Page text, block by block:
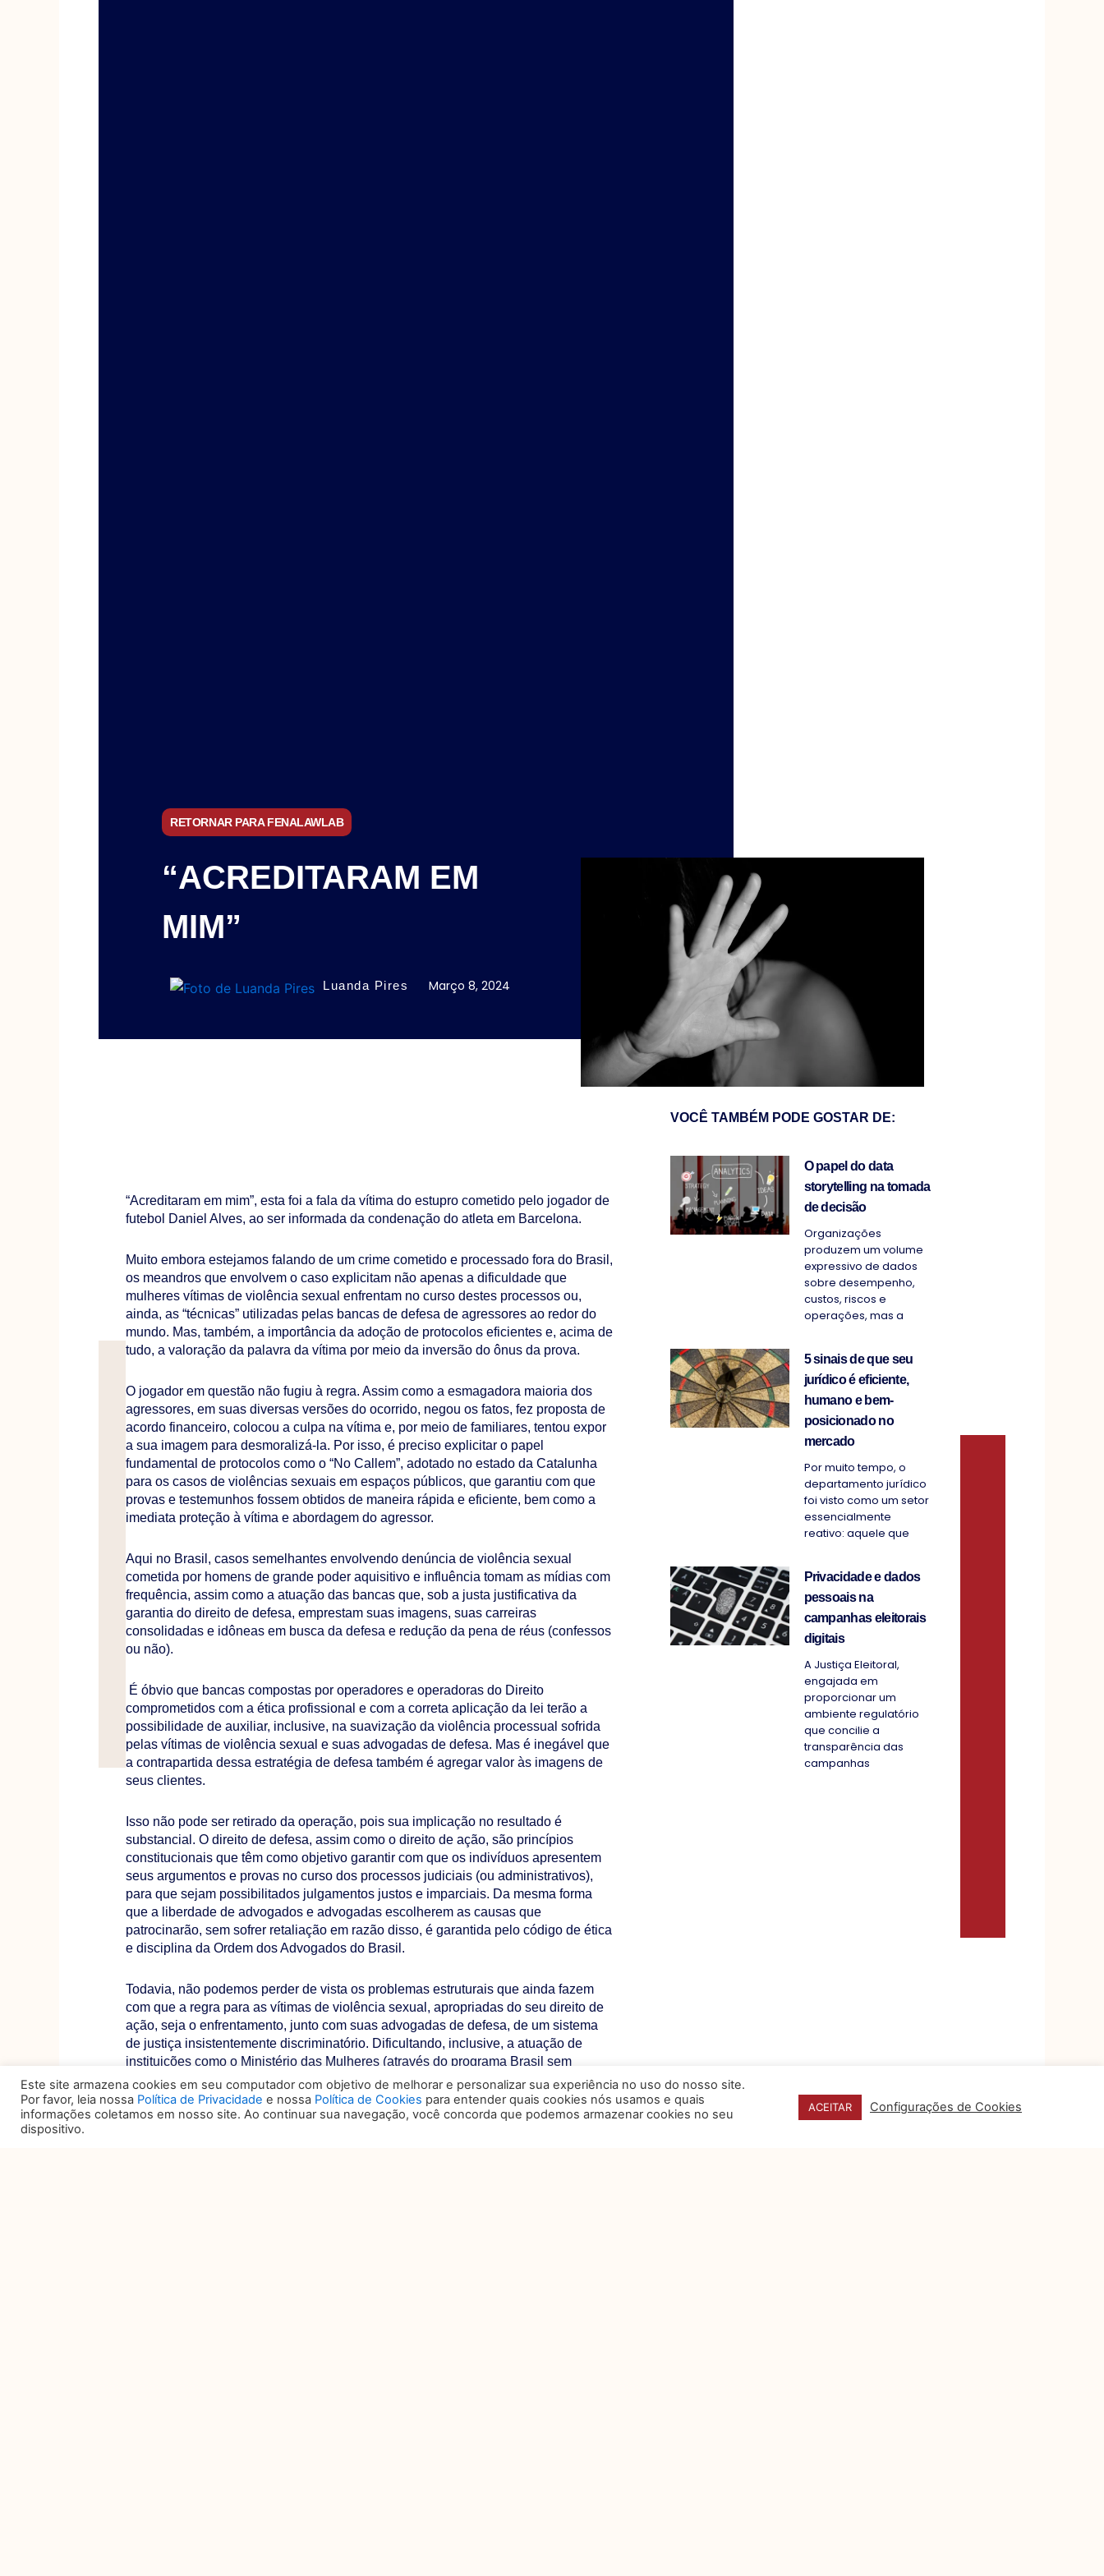
RETORNAR PARA FENALAWLAB
“ACREDITARAM EM
MIM”
Luanda Pires Março 8, 2024
“Acreditaram em mim”, esta foi a fala da vítima do estupro cometido pelo jogador de
futebol Daniel Alves, ao ser informada da condenação do atleta em Barcelona.
Muito embora estejamos falando de um crime cometido e processado fora do Brasil,
os meandros que envolvem o caso explicitam não apenas a dificuldade que
mulheres vítimas de violência sexual enfrentam no curso destes processos ou,
ainda, as “técnicas” utilizadas pelas bancas de defesa de agressores ao redor do
mundo. Mas, também, a importância da adoção de protocolos eficientes e, acima de
tudo, a valoração da palavra da vítima por meio da inversão do ônus da prova.
O jogador em questão não fugiu à regra. Assim como a esmagadora maioria dos
agressores, em suas diversas versões do ocorrido, negou os fatos, fez proposta de
acordo financeiro, colocou a culpa na vítima e, por meio de familiares, tentou expor
a sua imagem para desmoralizá-la. Por isso, é preciso explicitar o papel
fundamental de protocolos como o “No Callem”, adotado no estado da Catalunha
para os casos de violências sexuais em espaços públicos, que garantiu com que
provas e testemunhos fossem obtidos de maneira rápida e eficiente, bem como a
imediata proteção à vítima e abordagem do agressor.
Aqui no Brasil, casos semelhantes envolvendo denúncia de violência sexual
cometida por homens de grande poder aquisitivo e influência tomam as mídias com
frequência, assim como a atuação das bancas que, sob a justa justificativa da
garantia do direito de defesa, emprestam suas imagens, suas carreiras
consolidadas e idôneas em busca da defesa e redução da pena de réus (confessos
ou não).
É óbvio que bancas compostas por operadores e operadoras do Direito
comprometidos com a ética profissional e com a correta aplicação da lei terão a
possibilidade de auxiliar, inclusive, na suavização da violência processual sofrida
pelas vítimas de violência sexual e suas advogadas de defesa. Mas é inegável que
a contrapartida dessa estratégia de defesa também é agregar valor às imagens de
seus clientes.
Isso não pode ser retirado da operação, pois sua implicação no resultado é
substancial. O direito de defesa, assim como o direito de ação, são princípios
constitucionais que têm como objetivo garantir com que os indivíduos apresentem
seus argumentos e provas no curso dos processos judiciais (ou administrativos),
para que sejam possibilitados julgamentos justos e imparciais. Da mesma forma
que a liberdade de advogados e advogadas escolherem as causas que
patrocinarão, sem sofrer retaliação em razão disso, é garantida pelo código de ética
e disciplina da Ordem dos Advogados do Brasil.
Todavia, não podemos perder de vista os problemas estruturais que ainda fazem
com que a regra para as vítimas de violência sexual, apropriadas do seu direito de
ação, seja o enfrentamento, junto com suas advogadas de defesa, de um sistema
de justiça insistentemente discriminatório. Dificultando, inclusive, a atuação de
instituições como o Ministério das Mulheres (através do programa Brasil sem
Misoginia e fortalecimento do disque 180), Ministério Público (que possui ouvidorias
especializadas) e do Conselho Nacional de Justiça (que expediu o protocolo para
julgamento com perspectiva de gênero ratificando, dentre outros, o valor probatório
VOCÊ TAMBÉM PODE GOSTAR DE:
O papel do data
storytelling na tomada
de decisão
Organizações
produzem um volume
expressivo de dados
sobre desempenho,
custos, riscos e
operações, mas a
5 sinais de que seu
jurídico é eficiente,
humano e bem-
posicionado no
mercado
Por muito tempo, o
departamento jurídico
foi visto como um setor
essencialmente
reativo: aquele que
Privacidade e dados
pessoais na
campanhas eleitorais
digitais
A Justiça Eleitoral,
engajada em
proporcionar um
ambiente regulatório
que concilie a
transparência das
campanhas
Este site armazena cookies em seu computador com objetivo de melhorar e personalizar sua experiência no uso do nosso site.
Por favor, leia nossa Política de Privacidade e nossa Política de Cookies para entender quais cookies nós usamos e quais
informações coletamos em nosso site. Ao continuar sua navegação, você concorda que podemos armazenar cookies no seu
dispositivo.
ACEITAR Configurações de Cookies